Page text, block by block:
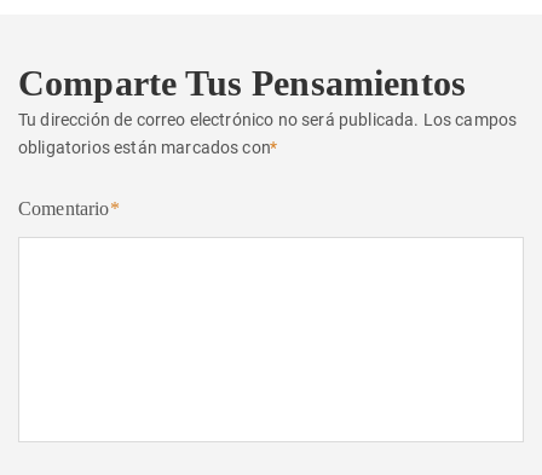
Comparte Tus Pensamientos
Tu dirección de correo electrónico no será publicada. Los campos
obligatorios están marcados con*
Comentario*